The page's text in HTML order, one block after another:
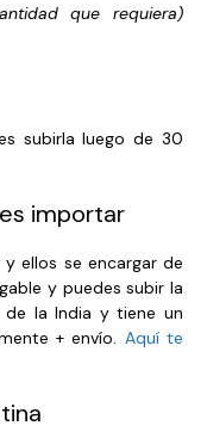
que requiera)
subirla luego de 30
importar
ellos se encargar de
y puedes subir la
la India y tiene un
+ envío. Aquí te